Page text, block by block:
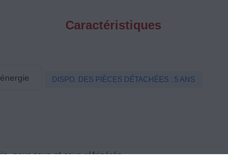
Caractéristiques
DISPO. DES PIÈCES DÉTACHÉES : 5 ANS
pour cave et cave réfrigérée